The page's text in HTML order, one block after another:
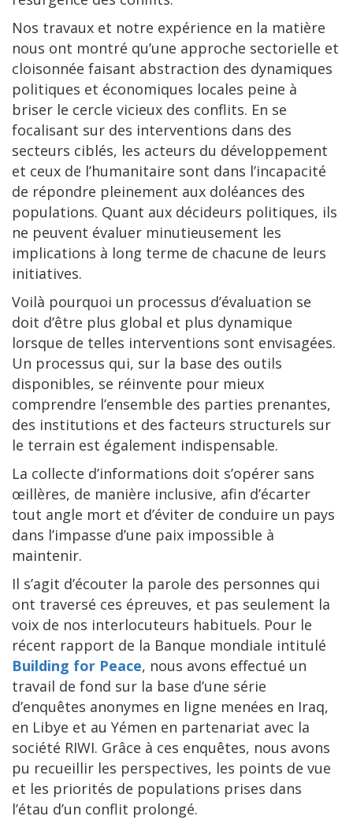
Nos travaux et notre expérience en la matière
nous ont montré qu’une approche sectorielle et
cloisonnée faisant abstraction des dynamiques
politiques et économiques locales peine à
briser le cercle vicieux des conflits. En se
focalisant sur des interventions dans des
secteurs ciblés, les acteurs du développement
et ceux de l’humanitaire sont dans l’incapacité
de répondre pleinement aux doléances des
populations. Quant aux décideurs politiques, ils
ne peuvent évaluer minutieusement les
implications à long terme de chacune de leurs
initiatives.
Voilà pourquoi un processus d’évaluation se
doit d’être plus global et plus dynamique
lorsque de telles interventions sont envisagées.
Un processus qui, sur la base des outils
disponibles, se réinvente pour mieux
comprendre l’ensemble des parties prenantes,
des institutions et des facteurs structurels sur
le terrain est également indispensable.
La collecte d’informations doit s’opérer sans
œillères, de manière inclusive, afin d’écarter
tout angle mort et d’éviter de conduire un pays
dans l’impasse d’une paix impossible à
maintenir.
Il s’agit d’écouter la parole des personnes qui
ont traversé ces épreuves, et pas seulement la
voix de nos interlocuteurs habituels. Pour le
récent rapport de la Banque mondiale intitulé
Building for Peace, nous avons effectué un
travail de fond sur la base d’une série
d’enquêtes anonymes en ligne menées en Iraq,
en Libye et au Yémen en partenariat avec la
société RIWI. Grâce à ces enquêtes, nous avons
pu recueillir les perspectives, les points de vue
et les priorités de populations prises dans
l’étau d’un conflit prolongé.